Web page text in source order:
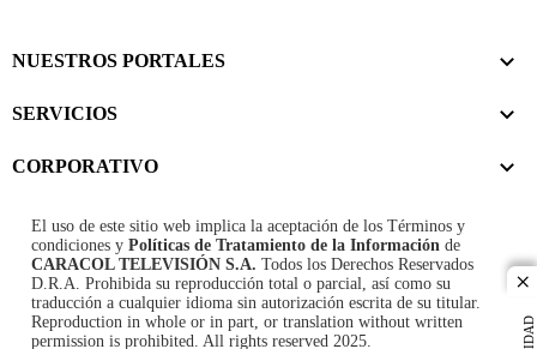
NUESTROS PORTALES
SERVICIOS
CORPORATIVO
El uso de este sitio web implica la aceptación de los Términos y
condiciones y Políticas de Tratamiento de la Información de
CARACOL TELEVISIÓN S.A. Todos los Derechos Reservados
D.R.A. Prohibida su reproducción total o parcial, así como su
traducción a cualquier idioma sin autorización escrita de su titular.
Reproduction in whole or in part, or translation without written
permission is prohibited. All rights reserved 2025.